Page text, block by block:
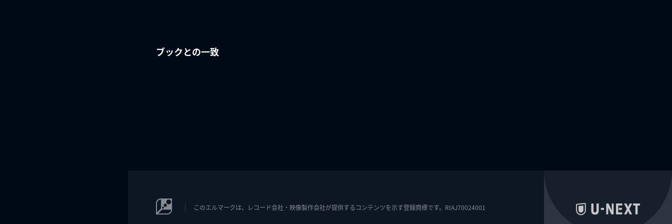
ブックとの一致
このエルマークは、レコード会社・映像製作会社が提供するコンテンツを示す登録商標です。RIAJ70024001